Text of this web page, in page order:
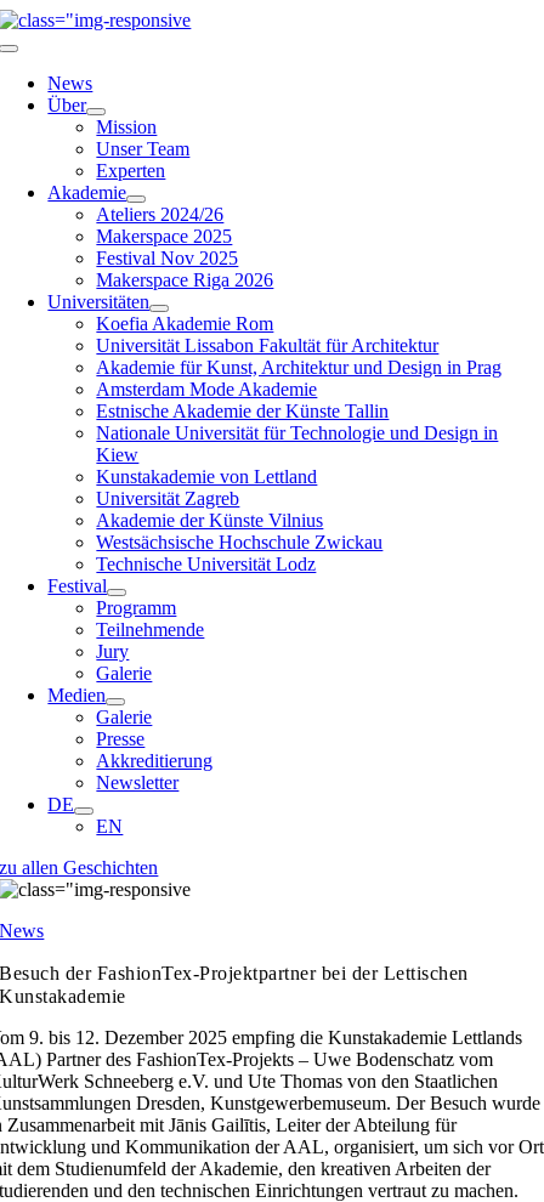
Zum
Inhalt
Navigation
umschalten
News
Über
Mission
Unser Team
Experten
Akademie
Ateliers 2024/26
Makerspace 2025
Festival Nov 2025
Makerspace Riga 2026
Universitäten
Koefia Akademie Rom
Universität Lissabon Fakultät für Architektur
Akademie für Kunst, Architektur und Design in Prag
Amsterdam Mode Akademie
Estnische Akademie der Künste Tallin
Nationale Universität für Technologie und Design in
Kiew
Kunstakademie von Lettland
Universität Zagreb
Akademie der Künste Vilnius
Westsächsische Hochschule Zwickau
Technische Universität Lodz
Festival
Programm
Teilnehmende
Jury
Galerie
Medien
Galerie
Presse
Akkreditierung
Newsletter
DE
EN
zu allen Geschichten
News
Besuch der FashionTex-Projektpartner bei der Lettischen
Kunstakademie
9. bis 12. Dezember 2025 empfing die Kunstakademie Lettlands
Partner des FashionTex-Projekts – Uwe Bodenschatz vom
Schneeberg e.V. und Ute Thomas von den Staatlichen
Dresden, Kunstgewerbemuseum. Der Besuch wurde
Zusammenarbeit mit Jānis Gailītis, Leiter der Abteilung für
und Kommunikation der AAL, organisiert, um sich vor Ort
dem Studienumfeld der Akademie, den kreativen Arbeiten der
und den technischen Einrichtungen vertraut zu machen.